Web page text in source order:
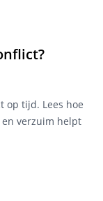
op tijd. Lees hoe
en verzuim helpt